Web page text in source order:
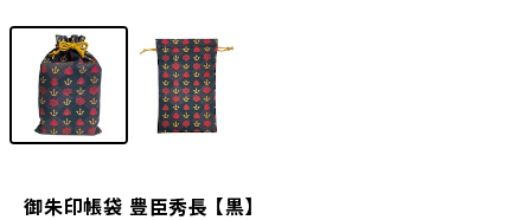
御朱印帳袋 豊臣秀長 【黒】